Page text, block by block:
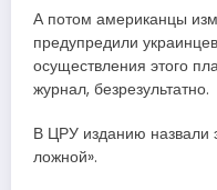
А потом американцы
предупредили
осуществления этого
журнал, безрезультатно.
В ЦРУ изданию назвали
ложной».